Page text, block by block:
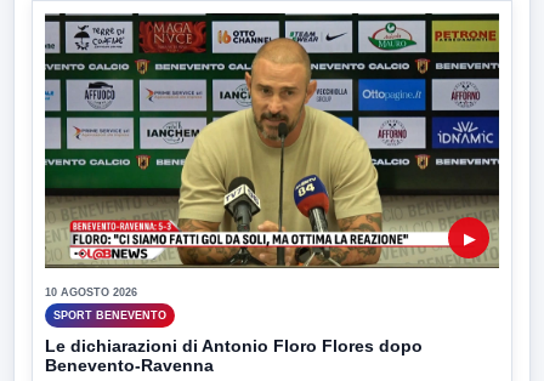
▶
10 AGOSTO 2026
SPORT BENEVENTO
Le dichiarazioni di Antonio Floro Flores dopo
Benevento-Ravenna